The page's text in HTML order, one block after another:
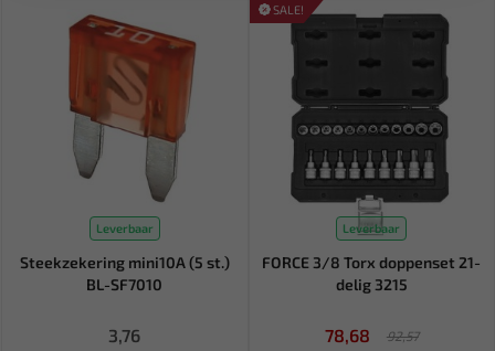
Leverbaar
Steekzekering mini10A (5 st.)
BL-SF7010
3,76
SALE!
Leverbaar
FORCE 3/8 Torx doppenset 21-
delig 3215
78,68
92,57